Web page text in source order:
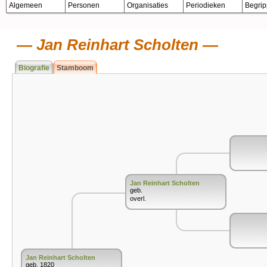
Algemeen Personen Organisaties Periodieken
Jan Reinhart Scholten
Biografie Stamboom
Jan Reinhart Scholten
geb. 1820
Jan Reinhart Scholten
geb.
overl.